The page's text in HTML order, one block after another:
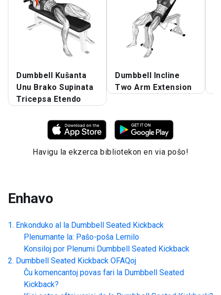
Dumbbell Kuŝanta
Unu Brako Supinata
Tricepsa Etendo
Dumbbell Incline
Two Arm Extension
Havigu la ekzerca bibliotekon en via poŝo!
Enhavo
Enkonduko al la Dumbbell Seated Kickback
Plenumante la: Paŝo-poŝa Lernilo
Konsiloj por Plenumi Dumbbell Seated Kickback
Dumbbell Seated Kickback OFAQoj
Ĉu komencantoj povas fari la Dumbbell Seated
Kickback?